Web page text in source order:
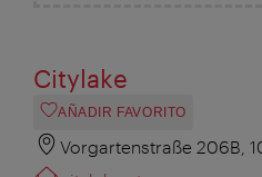
Citylake
AÑADIR FAVORITO
Vorgartenstraße 206B,